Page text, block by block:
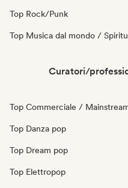
Top Rock/Punk
Top Musica dal mondo /
Curatori/
Top Commerciale /
Top Danza pop
Top Dream pop
Top Elettropop